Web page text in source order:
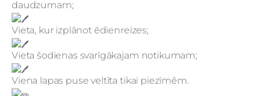
daudzumam;
Vieta, kur izplānot ēdienreizes;
Vieta šodienas svarīgākajam notikumam;
Viena lapas puse veltīta tikai piezīmēm.